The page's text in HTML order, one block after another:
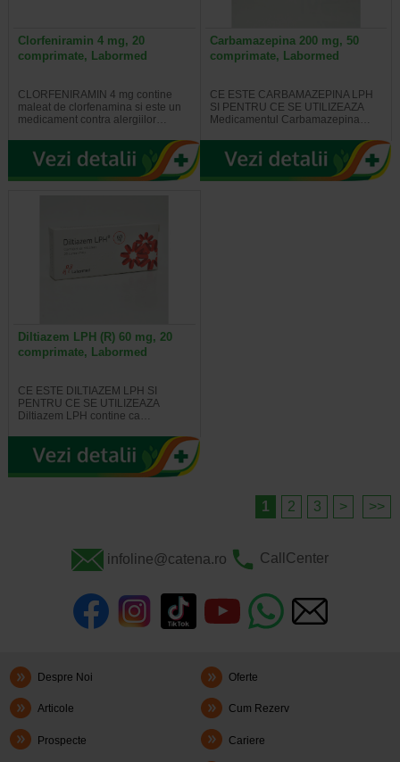
Clorfeniramin 4 mg, 20
comprimate, Labormed
CLORFENIRAMIN 4 mg contine
maleat de clorfenamina si este un
medicament contra alergiilor…
Carbamazepina 200 mg, 50
comprimate, Labormed
CE ESTE CARBAMAZEPINA LPH
SI PENTRU CE SE UTILIZEAZA
Medicamentul Carbamazepina…
Diltiazem LPH (R) 60 mg, 20
comprimate, Labormed
CE ESTE DILTIAZEM LPH SI
PENTRU CE SE UTILIZEAZA
Diltiazem LPH contine ca…
1 2 3 > >>
infoline@catena.ro CallCenter
Despre Noi Oferte
Articole Cum Rezerv
Prospecte Cariere